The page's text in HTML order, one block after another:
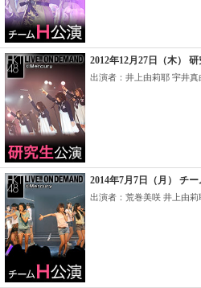
2012年12月27日（木）
出演者：井上由莉耶 宇井真
2014年7月7日（月） チ
出演者：荒巻美咲 井上由莉